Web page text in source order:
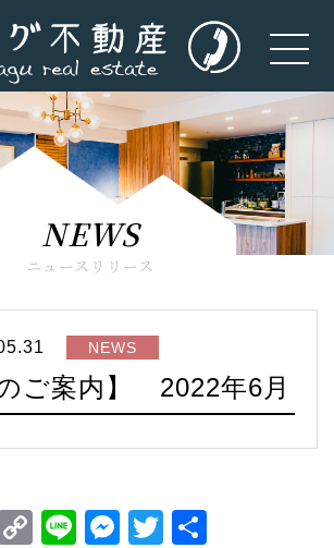
NEWS
ニュースリリース
NEWS
のご案内】 2022年6月
CopyLineMessenger
Twitter